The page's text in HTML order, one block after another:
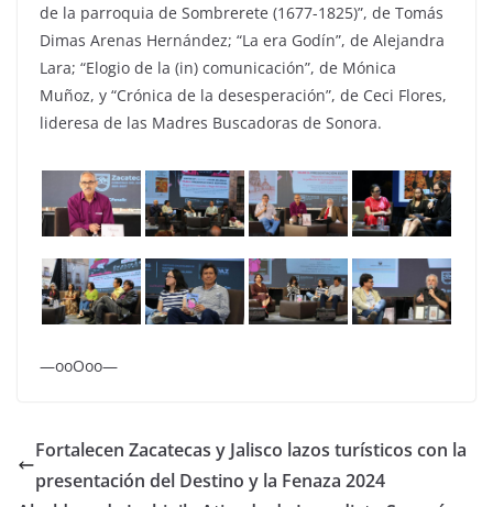
de la parroquia de Sombrerete (1677-1825)”, de Tomás
Dimas Arenas Hernández; “La era Godín”, de Alejandra
Lara; “Elogio de la (in) comunicación”, de Mónica
Muñoz, y “Crónica de la desesperación”, de Ceci Flores,
lideresa de las Madres Buscadoras de Sonora.
—ooOoo—
Fortalecen Zacatecas y Jalisco lazos turísticos con la
presentación del Destino y la Fenaza 2024